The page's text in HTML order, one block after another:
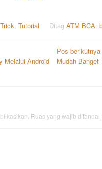
, Tutorial Ditag ATM BCA,
Melalui Android
Pos berikutnya
Mudah Banget
Ruas yang wajib ditandai